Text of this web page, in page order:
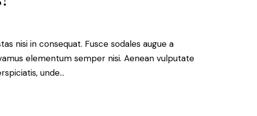
nisi in consequat. Fusce sodales augue a
elementum semper nisi. Aenean vulputate
unde…